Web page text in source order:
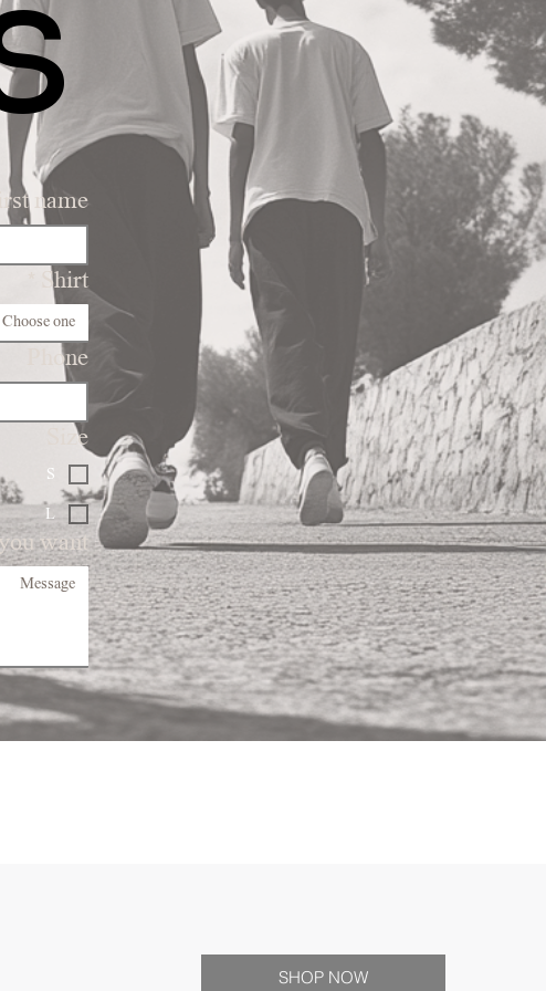
name
Shirt
Choose one
Phone
Size
S
L
want
SHOP NOW